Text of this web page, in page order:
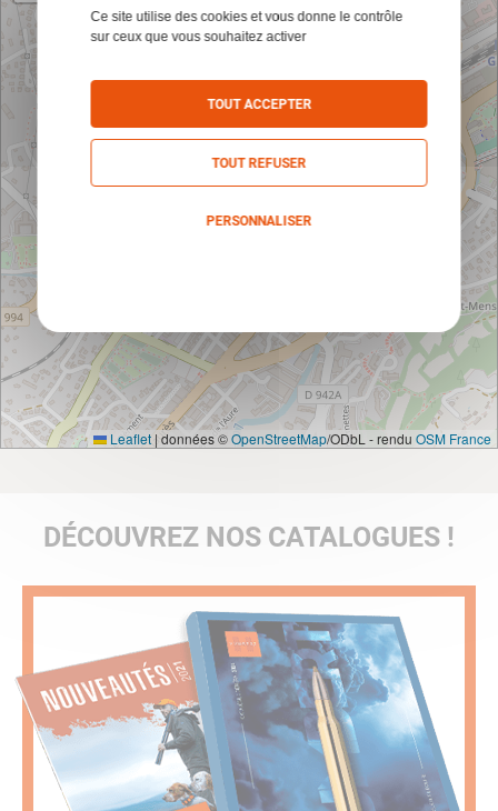
Leaflet | données ©OpenStreetMap/ODbL - rendu OSM France
DÉCOUVREZ NOS CATALOGUES !
Ce site utilise des cookies et vous donne le contrôle
sur ceux que vous souhaitez activer
TOUT ACCEPTER
TOUT REFUSER
PERSONNALISER